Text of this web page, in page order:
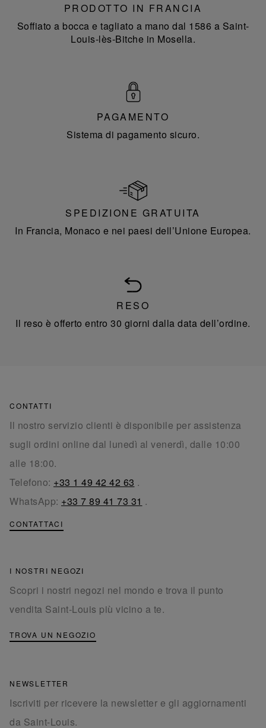
PRODOTTO IN FRANCIA
Soffiato a bocca e tagliato a mano dal 1586 a Saint-
Louis-lès-Bitche in Mosella.
PAGAMENTO
Sistema di pagamento sicuro.
SPEDIZIONE GRATUITA
In Francia, Monaco e nei paesi dell’Unione Europea.
RESO
Il reso è offerto entro 30 giorni dalla data dell’ordine.
CONTATTI
Il nostro servizio clienti è disponibile per assistenza
sugli ordini online dal lunedì al venerdì, dalle 10:00
alle 18:00.
Telefono: +33 1 49 42 42 63 .
WhatsApp: +33 7 89 41 73 31 .
CONTATTACI
I NOSTRI NEGOZI
Scopri i nostri negozi nel mondo e trova il punto
vendita Saint-Louis più vicino a te.
TROVA UN NEGOZIO
NEWSLETTER
Iscriviti per ricevere la newsletter e gli aggiornamenti
da Saint-Louis.